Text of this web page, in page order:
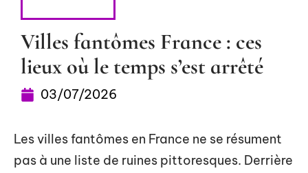
Villes fantômes France : ces
lieux où le temps s’est arrêté
03/07/2026
Les villes fantômes en France ne se résument
pas à une liste de ruines pittoresques. Derrière